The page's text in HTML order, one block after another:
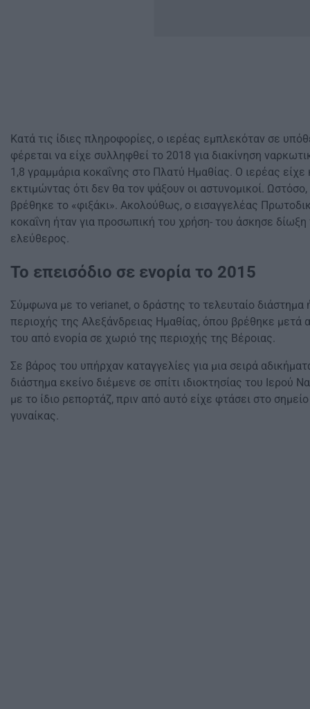
Κατά τις ίδιες πληροφορίες, ο ιερέας εμπλεκόταν σε
φέρεται να είχε συλληφθεί το 2018 για διακίνηση
1,8 γραμμάρια κοκαΐνης στο Πλατύ Ημαθίας. Ο ιερέας
εκτιμώντας ότι δεν θα τον ψάξουν οι αστυνομικοί.
βρέθηκε το «φιξάκι». Ακολούθως, ο εισαγγελέας
κοκαΐνη ήταν για προσωπική του χρήση- του άσκησε
ελεύθερος.
Το επεισόδιο σε ενορία το 2015
Σύμφωνα με το verianet, ο δράστης το τελευταίο διάστημα
περιοχής της Αλεξάνδρειας Ημαθίας, όπου βρέθηκε μετά
του από ενορία σε χωριό της περιοχής της Βέροιας.
Σε βάρος του υπήρχαν καταγγελίες για μια σειρά
διάστημα εκείνο διέμενε σε σπίτι ιδιοκτησίας του
με το ίδιο ρεπορτάζ, πριν από αυτό είχε φτάσει στο
γυναίκας.